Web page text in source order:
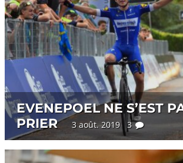
EVENEPOEL NE S’EST
PRIER
3 août. 2019 3